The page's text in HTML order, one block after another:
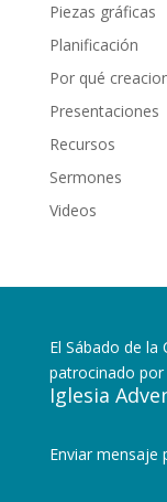
Piezas gráficas
Planificación
Por qué
Presentaciones
Recursos
Sermones
Videos
El Sábado de la
patrocinado por
Iglesia
Enviar mensaje